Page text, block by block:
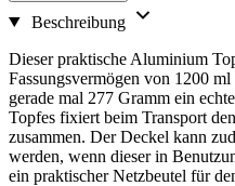
Beschreibung
Dieser praktische Aluminium
Fassungsvermögen von 1200
gerade mal 277 Gramm ein
Topfes fixiert beim Transport
zusammen. Der Deckel kann
werden, wenn dieser in
ein praktischer Netzbeutel für